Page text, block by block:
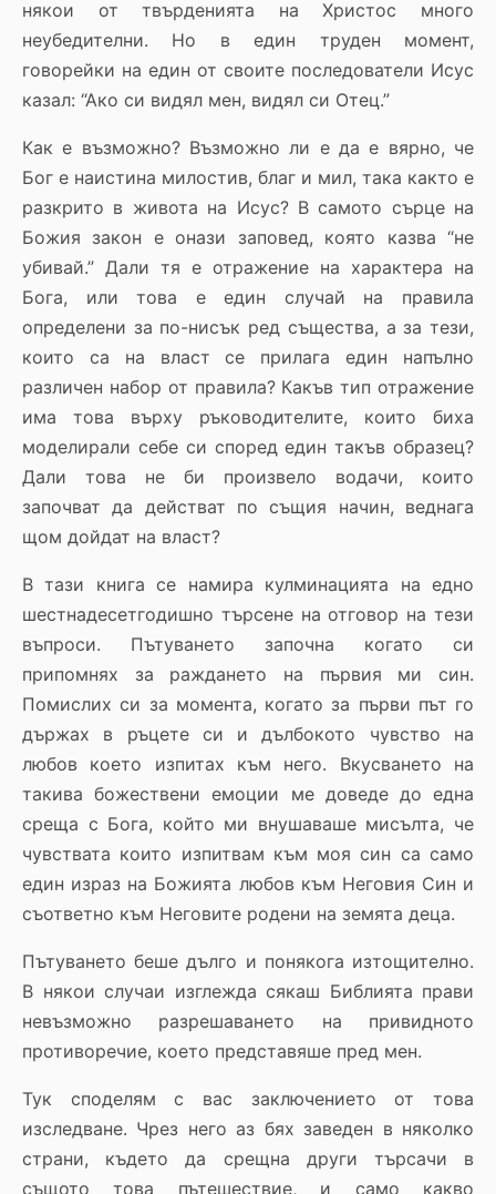
някои от твърденията на Христос много
неубедителни. Но в един труден момент,
говорейки на един от своите последователи Исус
казал: “Ако си видял мен, видял си Отец.”
Как е възможно? Възможно ли е да е вярно, че
Бог е наистина милостив, благ и мил, така както е
разкрито в живота на Исус? В самото сърце на
Божия закон е онази заповед, която казва “не
убивай.” Дали тя е отражение на характера на
Бога, или това е един случай на правила
определени за по-нисък ред същества, а за тези,
които са на власт се прилага един напълно
различен набор от правила? Какъв тип отражение
има това върху ръководителите, които биха
моделирали себе си според един такъв образец?
Дали това не би произвело водачи, които
започват да действат по същия начин, веднага
щом дойдат на власт?
В тази книга се намира кулминацията на едно
шестнадесетгодишно търсене на отговор на тези
въпроси. Пътуването започна когато си
припомнях за раждането на първия ми син.
Помислих си за момента, когато за първи път го
държах в ръцете си и дълбокото чувство на
любов което изпитах към него. Вкусването на
такива божествени емоции ме доведе до една
среща с Бога, който ми внушаваше мисълта, че
чувствата които изпитвам към моя син са само
един израз на Божията любов към Неговия Син и
съответно към Неговите родени на земята деца.
Пътуването беше дълго и понякога изтощително.
В някои случаи изглежда сякаш Библията прави
невъзможно разрешаването на привидното
противоречие, което представяше пред мен.
Тук споделям с вас заключението от това
изследване. Чрез него аз бях заведен в няколко
страни, където да срещна други търсачи в
същото това пътешествие, и само какво